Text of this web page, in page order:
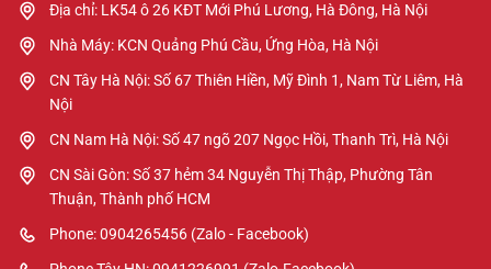
Địa chỉ: LK54 ô 26 KĐT Mới Phú Lương, Hà Đông, Hà Nội
Nhà Máy: KCN Quảng Phú Cầu, Ứng Hòa, Hà Nội
CN Tây Hà Nội: Số 67 Thiên Hiền, Mỹ Đình 1, Nam Từ Liêm, Hà
Nội
CN Nam Hà Nội: Số 47 ngõ 207 Ngọc Hồi, Thanh Trì, Hà Nội
CN Sài Gòn: Số 37 hẻm 34 Nguyễn Thị Thập, Phường Tân
Thuận, Thành phố HCM
Phone: 0904265456 (Zalo - Facebook)